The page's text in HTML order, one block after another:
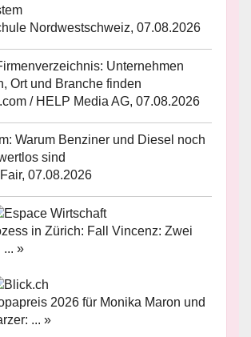
Nordwestschweiz, 07.08.2026
Unternehmen
Ort und Branche finden
/ HELP Media AG, 07.08.2026
Warum Benziner und Diesel noch
sind
07.08.2026
in Zürich: Fall Vincenz: Zwei
... »
2026 für Monika Maron und
... »